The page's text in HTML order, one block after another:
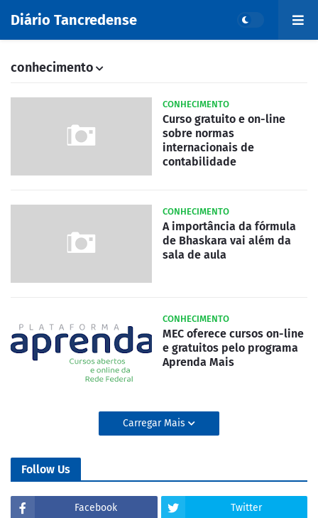
Diário Tancredense
conhecimento
CONHECIMENTO
Curso gratuito e on-line
sobre normas
internacionais de
contabilidade
CONHECIMENTO
A importância da fórmula
de Bhaskara vai além da
sala de aula
CONHECIMENTO
MEC oferece cursos on-line
e gratuitos pelo programa
Aprenda Mais
Carregar Mais
Follow Us
Facebook Twitter